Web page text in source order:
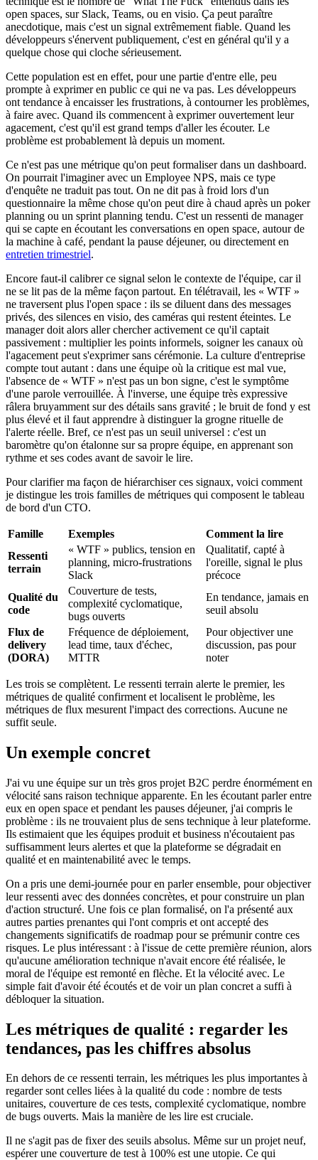
open spaces, sur Slack, Teams, ou en visio. Ça peut paraître
anecdotique, mais c'est un signal extrêmement fiable. Quand les
développeurs s'énervent publiquement, c'est en général qu'il y a
quelque chose qui cloche sérieusement.
Cette population est en effet, pour une partie d'entre elle, peu
prompte à exprimer en public ce qui ne va pas. Les développeurs
ont tendance à encaisser les frustrations, à contourner les problèmes,
à faire avec. Quand ils commencent à exprimer ouvertement leur
agacement, c'est qu'il est grand temps d'aller les écouter. Le
problème est probablement là depuis un moment.
Ce n'est pas une métrique qu'on peut formaliser dans un dashboard.
On pourrait l'imaginer avec un Employee NPS, mais ce type
d'enquête ne traduit pas tout. On ne dit pas à froid lors d'un
questionnaire la même chose qu'on peut dire à chaud après un poker
planning ou un sprint planning tendu. C'est un ressenti de manager
qui se capte en écoutant les conversations en open space, autour de
la machine à café, pendant la pause déjeuner, ou directement en
entretien trimestriel.
Encore faut-il calibrer ce signal selon le contexte de l'équipe, car il
ne se lit pas de la même façon partout. En télétravail, les « WTF »
ne traversent plus l'open space : ils se diluent dans des messages
privés, des silences en visio, des caméras qui restent éteintes. Le
manager doit alors aller chercher activement ce qu'il captait
passivement : multiplier les points informels, soigner les canaux où
l'agacement peut s'exprimer sans cérémonie. La culture d'entreprise
compte tout autant : dans une équipe où la critique est mal vue,
l'absence de « WTF » n'est pas un bon signe, c'est le symptôme
d'une parole verrouillée. À l'inverse, une équipe très expressive
râlera bruyamment sur des détails sans gravité ; le bruit de fond y est
plus élevé et il faut apprendre à distinguer la grogne rituelle de
l'alerte réelle. Bref, ce n'est pas un seuil universel : c'est un
baromètre qu'on étalonne sur sa propre équipe, en apprenant son
rythme et ses codes avant de savoir le lire.
Pour clarifier ma façon de hiérarchiser ces signaux, voici comment
je distingue les trois familles de métriques qui composent le tableau
de bord d'un CTO.
Famille Exemples
Comment la lire
Ressenti
terrain
« WTF » publics, tension en
planning, micro-frustrations
Slack
Qualitatif, capté à
l'oreille, signal le plus
précoce
Qualité du
code
Couverture de tests,
complexité cyclomatique,
bugs ouverts
En tendance, jamais en
seuil absolu
Flux de
delivery
(DORA)
Fréquence de déploiement,
lead time, taux d'échec,
MTTR
Pour objectiver une
discussion, pas pour
noter
Les trois se complètent. Le ressenti terrain alerte le premier, les
métriques de qualité confirment et localisent le problème, les
métriques de flux mesurent l'impact des corrections. Aucune ne
suffit seule.
Un exemple concret
J'ai vu une équipe sur un très gros projet B2C perdre énormément en
vélocité sans raison technique apparente. En les écoutant parler entre
eux en open space et pendant les pauses déjeuner, j'ai compris le
problème : ils ne trouvaient plus de sens technique à leur plateforme.
Ils estimaient que les équipes produit et business n'écoutaient pas
suffisamment leurs alertes et que la plateforme se dégradait en
qualité et en maintenabilité avec le temps.
On a pris une demi-journée pour en parler ensemble, pour objectiver
leur ressenti avec des données concrètes, et pour construire un plan
d'action structuré. Une fois ce plan formalisé, on l'a présenté aux
autres parties prenantes qui l'ont compris et ont accepté des
changements significatifs de roadmap pour se prémunir contre ces
risques. Le plus intéressant : à l'issue de cette première réunion, alors
qu'aucune amélioration technique n'avait encore été réalisée, le
moral de l'équipe est remonté en flèche. Et la vélocité avec. Le
simple fait d'avoir été écoutés et de voir un plan concret a suffi à
débloquer la situation.
Les métriques de qualité : regarder les
tendances, pas les chiffres absolus
En dehors de ce ressenti terrain, les métriques les plus importantes à
regarder sont celles liées à la qualité du code : nombre de tests
unitaires, couverture de ces tests, complexité cyclomatique, nombre
de bugs ouverts. Mais la manière de les lire est cruciale.
Il ne s'agit pas de fixer des seuils absolus. Même sur un projet neuf,
espérer une couverture de test à 100% est une utopie. Ce qui